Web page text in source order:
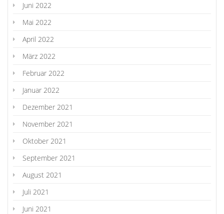
Juni 2022
Mai 2022
April 2022
März 2022
Februar 2022
Januar 2022
Dezember 2021
November 2021
Oktober 2021
September 2021
August 2021
Juli 2021
Juni 2021